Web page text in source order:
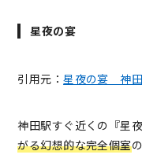
星夜の宴
引用元：星夜の宴 神
神田駅すぐ近くの『星
がる幻想的な完全個室